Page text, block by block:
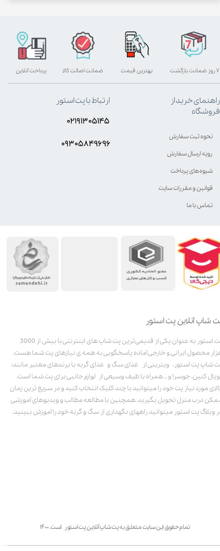
شاپ آنلاین پت استور
پت استور به عنوان یکی از قدیمی‌ترین پت شاپ های اینترنتی با بیش از 3000
محصول ایرانی و خارجی آماده پاسخگویی به همه ی نیازهای پت شما هست.
شاپ پت استور، ویترینی از غذای سگ و غذای گربه با برندهای معتبر مانند:
کنین، جوسرا و .. همراه با طیف وسیعی از لوازم جانبی برای پت شما است.
مورد نیاز پت خود را میتوانید با چند کلیک انتخاب کنید و در سریع ترین زمان
درب منزل تحویل بگیرید. همچنین با مطالعه مطالب و ویدیوهای آموزشی
وبلاگ پت استور میتوانید راههای نگهداری از سگ و گربه خود را آموزش ببینید.
تمام حقوق این سایت متعلق به پت شاپ آنلاین پت استور است. ۱۴۰۰
بهترین قیمت پرداخت آنلاین ۷ روز ضمانت بازگشت ضمانت اصالت کالا
راهنمای خرید از
فروشگاه
نحوه ثبت سفارش
رویه ارسال سفارش
شیوه‌های پرداخت
قوانین و مقررات سایت
تماس با ما
ارتباط با پت استور
۰۲۱۹۱۳۰۵۱۴۵
۰۹۳۰۵8۴9696